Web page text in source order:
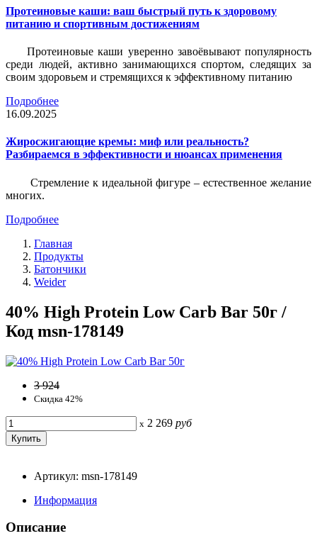
Протеиновые каши: ваш быстрый путь к здоровому
питанию и спортивным достижениям
Протеиновые каши уверенно завоёвывают популярность
среди людей, активно занимающихся спортом, следящих за
своим здоровьем и стремящихся к эффективному питанию
Подробнее
16.09.2025
Жиросжигающие кремы: миф или реальность?
Разбираемся в эффективности и нюансах применения
Стремление к идеальной фигуре – естественное желание
многих.
Подробнее
Главная
Продукты
Батончики
Weider
40% High Protein Low Carb Bar 50г /
Код msn-178149
3 924
Скидка 42%
x 2 269 руб
Артикул: msn-178149
Информация
Описание